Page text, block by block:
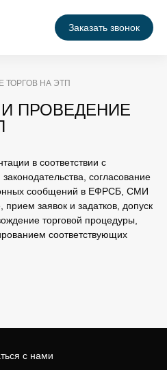
Заказать звонок
ТОРГОВ НА ЭТП
ПРОВЕДЕНИЕ
в соответствии с
согласование
сообщений в ЕФРСБ, СМИ
заявок и задатков, допуск
торговой процедуры,
соответствующих
с нами